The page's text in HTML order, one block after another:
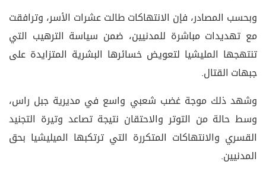
وبحسب المصادر، فإن الانتهاكات طالت عشرات الأسر، وترافقت
مع تهديدات مباشرة للمدنيين، ضمن سياسة الترهيب التي
تنتهجها المليشيا لتعويض خسائرها البشرية المتزايدة على
جبهات القتال.
وشهد ذلك موجة غضب شعبي واسع في مديرية جبل راس،
وسط حالة من التوتر والاحتقان نتيجة تصاعد وتيرة التجنيد
القسري والانتهاكات المتكررة التي ترتكبها الميليشيا بحق
المدنيين.